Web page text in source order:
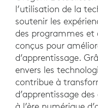
l’utilisation de la
soutenir les
des programmes et
conçus pour
d’apprentissage.
envers les
contribue à
d’apprentissage